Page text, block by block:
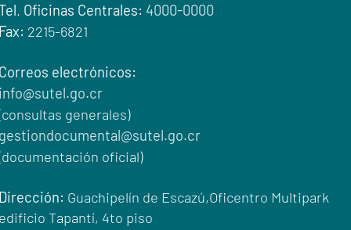
. Oficinas Centrales: 4000-0000
2215-6821
electrónicos:
generales)
oficial)
Guachipelín de Escazú,Oficentro Multipark
Tapantí, 4to piso